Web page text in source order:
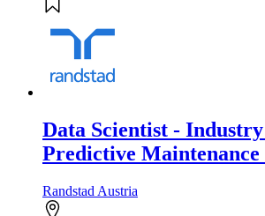
Data Scientist -
Predictive Maintenance
Randstad Austria